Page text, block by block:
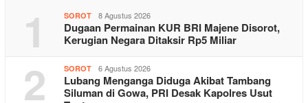
1 SOROT 8 Agustus 2026
Dugaan Permainan KUR BRI Majene Disorot,
Kerugian Negara Ditaksir Rp5 Miliar
2 SOROT 6 Agustus 2026
Lubang Menganga Diduga Akibat Tambang
Siluman di Gowa, PRI Desak Kapolres Usut